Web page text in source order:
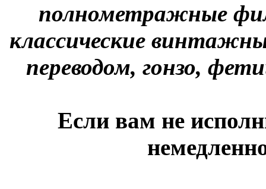
полнометражные
классические
переводом, гонзо,
Если вам не